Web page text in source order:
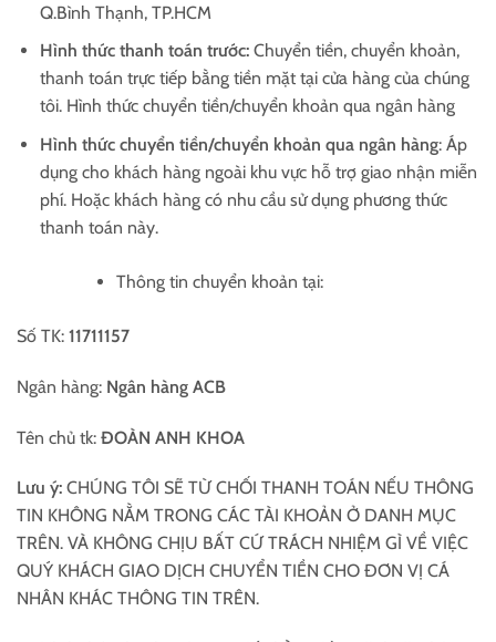
Q.Bình Thạnh, TP.HCM
Hình thức thanh toán trước:Chuyển tiền, chuyển khoản,
thanh toán trực tiếp bằng tiền mặt tại cửa hàng của chúng
tôi. Hình thức chuyển tiền/chuyển khoản qua ngân hàng
Hình thức chuyển tiền/chuyển khoản qua ngân hàng: Áp
dụng cho khách hàng ngoài khu vực hỗ trợ giao nhận miễn
phí. Hoặc khách hàng có nhu cầu sử dụng phương thức
thanh toán này.
Thông tin chuyển khoản tại:
Số TK: 11711157
Ngân hàng: Ngân hàng ACB
Tên chủ tk: ĐOÀN ANH KHOA
Lưu ý: CHÚNG TÔI SẼ TỪ CHỐI THANH TOÁN NẾU THÔNG
TIN KHÔNG NẰM TRONG CÁC TÀI KHOẢN Ở DANH MỤC
TRÊN. VÀ KHÔNG CHỊU BẤT CỨ TRÁCH NHIỆM GÌ VỀ VIỆC
QUÝ KHÁCH GIAO DỊCH CHUYỂN TIỀN CHO ĐƠN VỊ CÁ
NHÂN KHÁC THÔNG TIN TRÊN.